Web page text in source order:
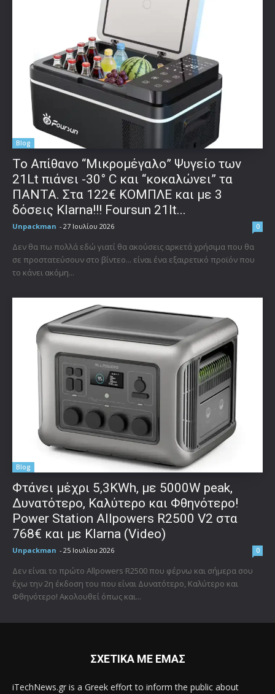
Blog
Το Απίθανο “Μικρομέγαλο” Ψυγείο των
21Lt πιάνει -30° C και “κοκαλώνει” τα
ΠΑΝΤΑ. Στα 122€ ΚΟΜΠΛΕ και με 3
δόσεις Klarna!!! Foursun 21lt...
Unpackman - 27 Ιουλίου 2026 0
Δεν θα πω πολλά εδώ γιατί θα ακούσεις αρκετά χρήσιμα που θα
σε προστατεύσουν στο βίντεο... είναι ένα εξαιρετικό προϊόν που
το κάνει ακόμη...
Blog
Φτάνει μέχρι 5,3KWh, με 5000W peak,
Δυνατότερο, Καλύτερο και Φθηνότερο!
Power Station Allpowers R2500 V2 στα
768€ και με Klarna (Video)
Unpackman - 25 Ιουλίου 2026 0
Δεν είναι το πρώτο Allpowers R2500 που φέρνω και σήμερα σου
έχω την 2η έκδοση του που είναι Δυνατότερο, Καλύτερο και
Φθηνότερο! Ακολουθεί όπως και...
ΣΧΕΤΙΚΑ ΜΕ ΕΜΑΣ
iTechNews.gr is a Greek effort to inform the public about